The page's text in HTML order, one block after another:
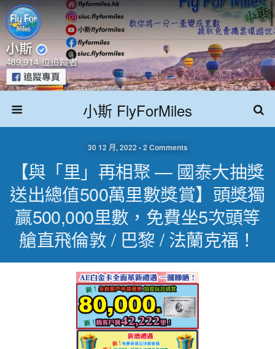
小斯 FlyForMiles
30 12 月, 2022 • 2 Comments
【與「里」再相聚 — 國泰大抽獎
送出總值500萬里數獎賞】頭獎獨
贏500,000里數，免費坐5次頭等
艙直飛倫敦 / 巴黎 / 法蘭克福！